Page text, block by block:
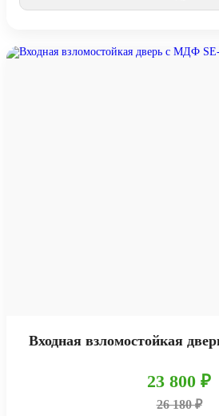
Входная взломостойкая
23 800 ₽
26 180 ₽